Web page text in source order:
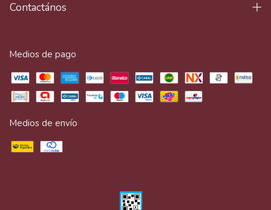
Contactános
Medios de pago
Medios de envío